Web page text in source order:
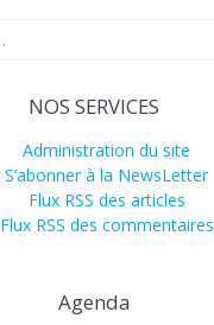
NOS SERVICES
Administration du site
S’abonner à la NewsLetter
Flux RSS des articles
Flux RSS des commentaires
Agenda